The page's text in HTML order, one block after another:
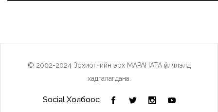
© 2002-2024 Зохиогчийн эрх МАРАНАТА үйлчлэлд
хадгалагдана.
Social Холбоос